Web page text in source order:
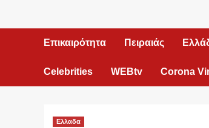
Επικαιρότητα Πειραιάς
Celebrities WEBtv Corona
Ελλαδα